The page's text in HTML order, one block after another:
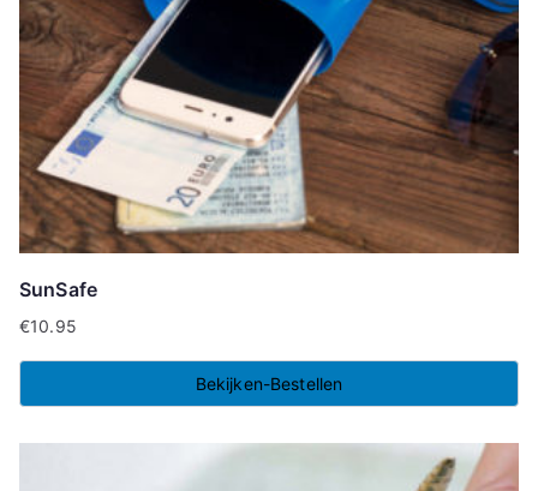
SunSafe
€10.95
Bekijken-Bestellen